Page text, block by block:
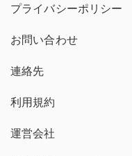
プライバシーポリシー
お問い合わせ
連絡先
利用規約
運営会社